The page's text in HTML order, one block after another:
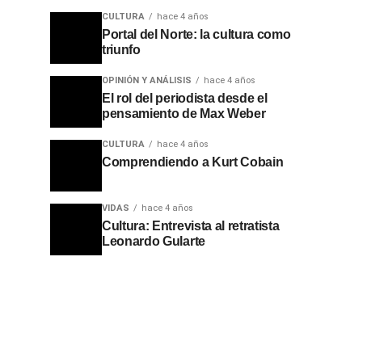
CULTURA hace 4 años
Portal del Norte: la cultura como
triunfo
OPINIÓN Y ANÁLISIS hace 4 años
El rol del periodista desde el
pensamiento de Max Weber
CULTURA hace 4 años
Comprendiendo a Kurt Cobain
VIDAS hace 4 años
Cultura: Entrevista al retratista
Leonardo Gularte